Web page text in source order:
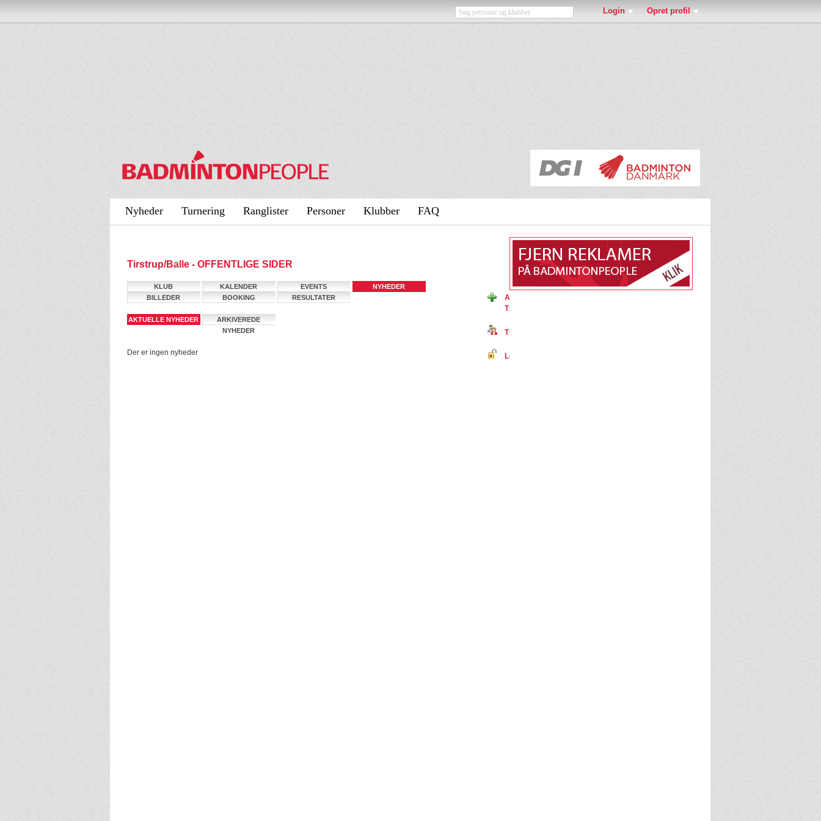
Login Opret profil
Nyheder Turnering Ranglister Personer Klubber FAQ
Tirstrup/Balle - OFFENTLIGE SIDER
KLUB KALENDER EVENTS
NYHEDER
BILLEDER
BOOKING RESULTATER
AKTUELLE NYHEDER
ARKIVEREDE
NYHEDER
Der er ingen nyheder
Ansøg om medlemsskab af
Tirstrup/Balle på BadmintonPeople
Tilmeld dig BadmintonPeople
Log ind på BadmintonPeople